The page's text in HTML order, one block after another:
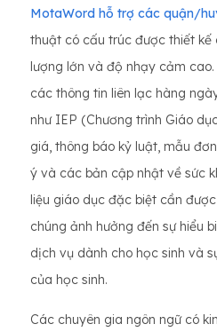
MotaWord hỗ trợ các quận/
thuật có cấu trúc được thiết kế
lượng lớn và độ nhạy cảm
các thông tin liên lạc hàng
như IEP (Chương trình Giáo
giá, thông báo kỷ luật, mẫu
ý và các bản cập nhật về sức
liệu giáo dục đặc biệt cần
chúng ảnh hưởng đến sự hiểu
dịch vụ dành cho học sinh và
của học sinh.
Các chuyên gia ngôn ngữ có